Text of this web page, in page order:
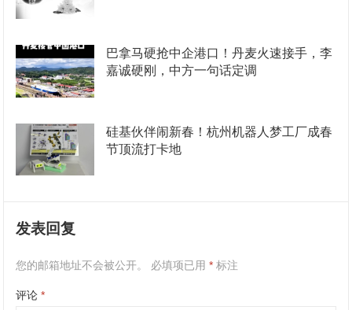
巴拿马硬抢中企港口！丹麦火速接手，李
嘉诚硬刚，中方一句话定调
硅基伙伴闹新春！杭州机器人梦工厂成春
节顶流打卡地
发表回复
您的邮箱地址不会被公开。 必填项已用* 标注
评论*